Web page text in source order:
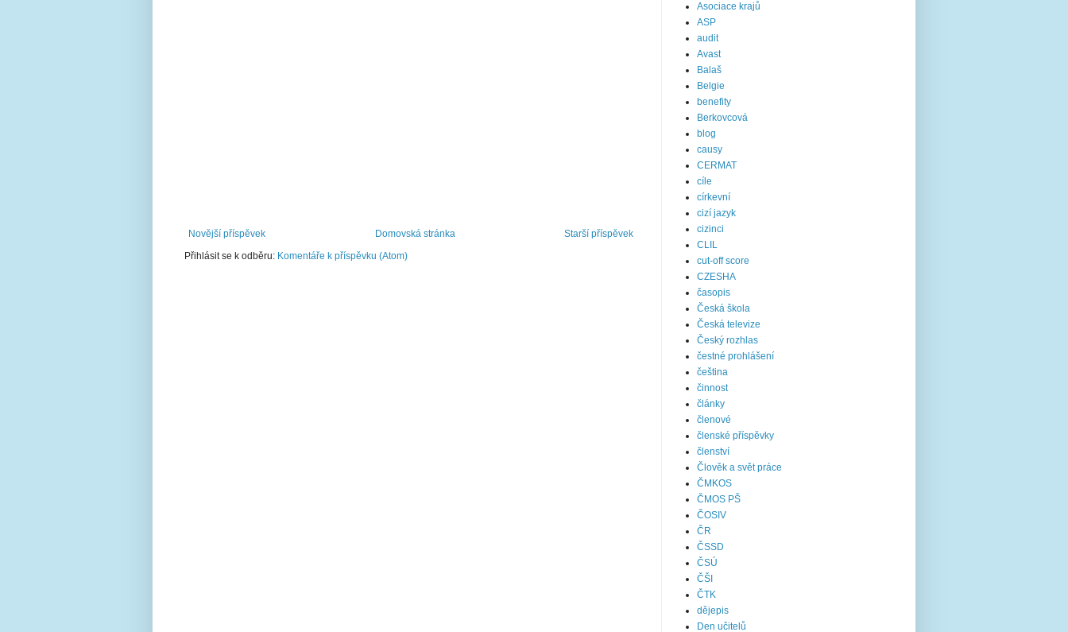
Novější příspěvek Starší příspěvek
Domovská stránka
Přihlásit se k odběru: Komentáře k příspěvku (Atom)
Asociace krajů
ASP
audit
Avast
Balaš
Belgie
benefity
Berkovcová
blog
causy
CERMAT
cíle
církevní
cizí jazyk
cizinci
CLIL
cut-off score
CZESHA
časopis
Česká škola
Česká televize
Český rozhlas
čestné prohlášení
čeština
činnost
články
členové
členské příspěvky
členství
Člověk a svět práce
ČMKOS
ČMOS PŠ
ČOSIV
ČR
ČSSD
ČSÚ
ČŠI
ČTK
dějepis
Den učitelů